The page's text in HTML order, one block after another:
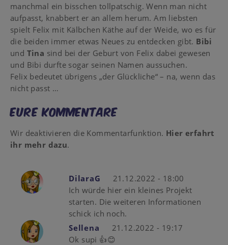
manchmal ein bisschen tollpatschig. Wenn man nicht
aufpasst, knabbert er an allem herum. Am liebsten
spielt Felix mit Kälbchen Käthe auf der Weide, wo es für
die beiden immer etwas Neues zu entdecken gibt. Bibi
und Tina sind bei der Geburt von Felix dabei gewesen
und Bibi durfte sogar seinen Namen aussuchen.
Felix bedeutet übrigens „der Glückliche“ – na, wenn das
nicht passt …
Eure Kommentare
Wir deaktivieren die Kommentarfunktion. Hier erfahrt
ihr mehr dazu.
DilaraG
21.12.2022 - 18:00
Ich würde hier ein kleines Projekt
starten. Die weiteren Informationen
schick ich noch.
Sellena
21.12.2022 - 19:17
Ok supi 👍😊